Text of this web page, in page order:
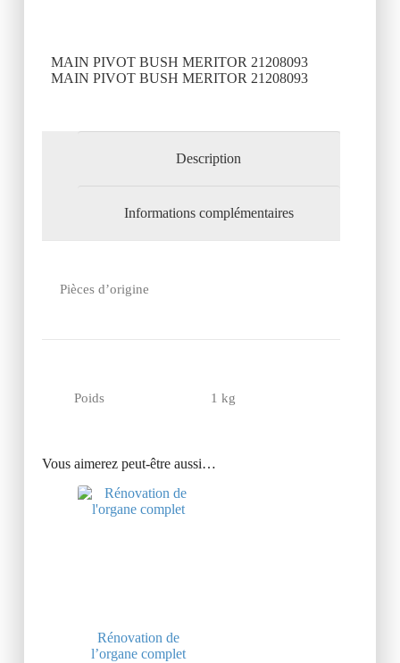
MAIN PIVOT BUSH MERITOR 21208093
MAIN PIVOT BUSH MERITOR 21208093
Description
Informations complémentaires
Pièces d’origine
Poids 1 kg
Vous aimerez peut-être aussi…
Rénovation de
l’organe complet